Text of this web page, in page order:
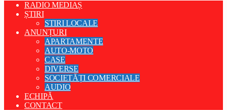
RADIO MEDIAȘ
ȘTIRI
STIRI LOCALE
ANUNȚURI
APARTAMENTE
AUTO-MOTO
CASE
DIVERSE
SOCIETĂȚI COMERCIALE
AUDIO
ECHIPĂ
CONTACT